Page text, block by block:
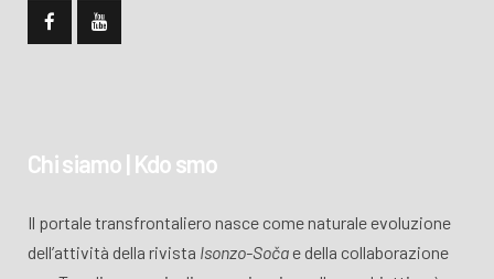
Chi siamo | Kdo smo
Il portale transfrontaliero nasce come naturale evoluzione
dell’attività della rivista Isonzo-Sočae della collaborazione